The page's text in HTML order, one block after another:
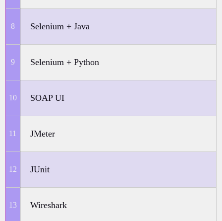
Selenium + Java
Selenium + Python
SOAP UI
JMeter
JUnit
Wireshark